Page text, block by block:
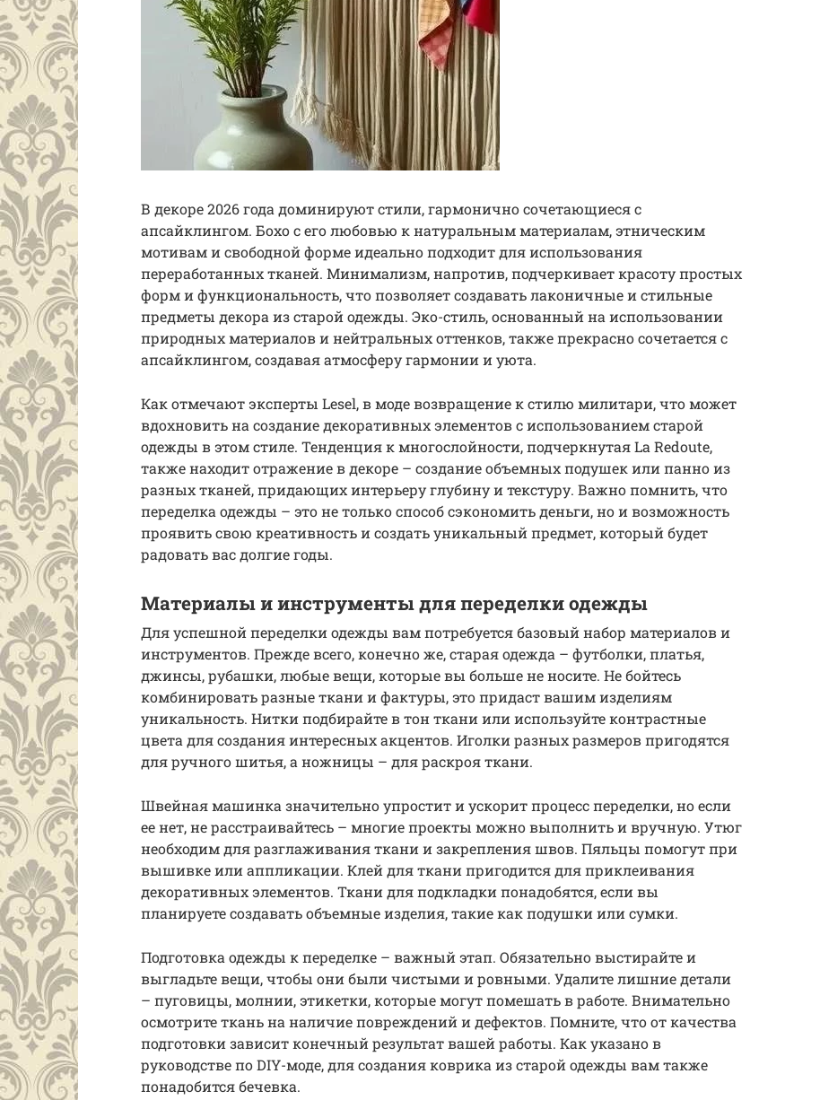
В декоре 2026 года доминируют стили, гармонично сочетающиеся с
апсайклингом. Бохо с его любовью к натуральным материалам, этническим
мотивам и свободной форме идеально подходит для использования
переработанных тканей. Минимализм, напротив, подчеркивает красоту простых
форм и функциональность, что позволяет создавать лаконичные и стильные
предметы декора из старой одежды. Эко-стиль, основанный на использовании
природных материалов и нейтральных оттенков, также прекрасно сочетается с
апсайклингом, создавая атмосферу гармонии и уюта.
Как отмечают эксперты Lesel, в моде возвращение к стилю милитари, что может
вдохновить на создание декоративных элементов с использованием старой
одежды в этом стиле. Тенденция к многослойности, подчеркнутая La Redoute,
также находит отражение в декоре – создание объемных подушек или панно из
разных тканей, придающих интерьеру глубину и текстуру. Важно помнить, что
переделка одежды – это не только способ сэкономить деньги, но и возможность
проявить свою креативность и создать уникальный предмет, который будет
радовать вас долгие годы.
Материалы и инструменты для переделки одежды
Для успешной переделки одежды вам потребуется базовый набор материалов и
инструментов. Прежде всего, конечно же, старая одежда – футболки, платья,
джинсы, рубашки, любые вещи, которые вы больше не носите. Не бойтесь
комбинировать разные ткани и фактуры, это придаст вашим изделиям
уникальность. Нитки подбирайте в тон ткани или используйте контрастные
цвета для создания интересных акцентов. Иголки разных размеров пригодятся
для ручного шитья, а ножницы – для раскроя ткани.
Швейная машинка значительно упростит и ускорит процесс переделки, но если
ее нет, не расстраивайтесь – многие проекты можно выполнить и вручную. Утюг
необходим для разглаживания ткани и закрепления швов. Пяльцы помогут при
вышивке или аппликации. Клей для ткани пригодится для приклеивания
декоративных элементов. Ткани для подкладки понадобятся, если вы
планируете создавать объемные изделия, такие как подушки или сумки.
Подготовка одежды к переделке – важный этап. Обязательно выстирайте и
выгладьте вещи, чтобы они были чистыми и ровными. Удалите лишние детали
– пуговицы, молнии, этикетки, которые могут помешать в работе. Внимательно
осмотрите ткань на наличие повреждений и дефектов. Помните, что от качества
подготовки зависит конечный результат вашей работы. Как указано в
руководстве по DIY-моде, для создания коврика из старой одежды вам также
понадобится бечевка.